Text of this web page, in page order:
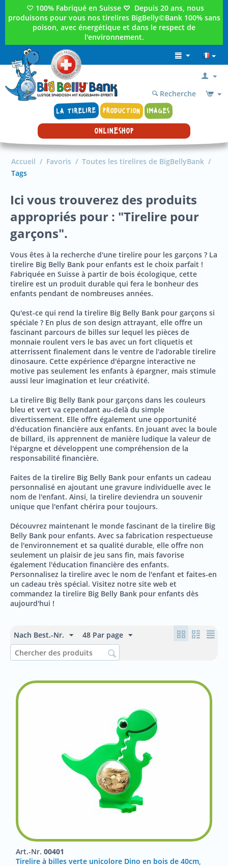
♡ 100% Fabriqué en Suisse ♡ Depuis 20 ans, nous
produisons pour vous nos tirelires BigBelly©Bank 100% sans
poison, avec énergétique et dans le respect de
l'environnement.
LA TIRELIRE PRODUCTION IMAGES
Recherche
ONLINESHOP
Accueil / Favoris / Toutes les tirelires de BigBellyBank /
Tags
Ici vous trouverez des produits
appropriés pour : "Tirelire pour
garçons".
Vous êtes à la recherche d'une tirelire pour les garçons ? La
tirelire Big Belly Bank pour enfants est le choix parfait !
Fabriquée en Suisse à partir de bois écologique, cette
tirelire est un produit durable qui fera le bonheur des
enfants pendant de nombreuses années.
Qu'est-ce qui rend la tirelire Big Belly Bank pour garçons si
spéciale ? En plus de son design attrayant, elle offre un
fascinant parcours de billes sur lequel les pièces de
monnaie roulent vers le bas avec un fort cliquetis et
atterrissent finalement dans le ventre de l'adorable tirelire
dinosaure. Cette expérience d'épargne interactive ne
motive pas seulement les enfants à épargner, mais stimule
aussi leur imagination et leur créativité.
La tirelire Big Belly Bank pour garçons dans les couleurs
bleu et vert va cependant au-delà du simple
divertissement. Elle offre également une opportunité
d'éducation financière aux enfants. En jouant avec la boule
de billard, ils apprennent de manière ludique la valeur de
l'épargne et développent une compréhension de la
responsabilité financière.
Faites de la tirelire Big Belly Bank pour enfants un cadeau
personnalisé en ajoutant une gravure individuelle avec le
nom de l'enfant. Ainsi, la tirelire deviendra un souvenir
unique que l'enfant chérira pour toujours.
Découvrez maintenant le monde fascinant de la tirelire Big
Belly Bank pour enfants. Avec sa fabrication respectueuse
de l'environnement et sa qualité durable, elle offre non
seulement un plaisir de jeu sans fin, mais favorise
également l'éducation financière des enfants.
Personnalisez la tirelire avec le nom de l'enfant et faites-en
un cadeau très spécial. Visitez notre site web et
commandez la tirelire Big Belly Bank pour enfants dès
aujourd'hui !
Nach Best.-Nr. 48 Par page
Art.-Nr. 00401
Tirelire à billes verte unicolore Dino en bois de 40cm,